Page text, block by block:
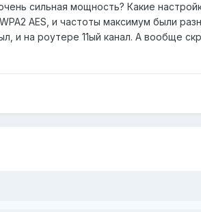
сильная мощность? Какие
AES, и частоты максимум были
и на роутере 11ый канал. А вообще